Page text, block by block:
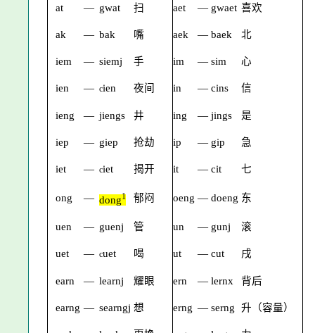
at — gwat 扫 aet — gwaet 喜欢
ak — bak 嘴 aek — baek 北
iem — siemj 手 im — sim 心
ien — cien 夜间 in — cins 信
ieng — jiengs 井 ing — jings 是
iep — giep 抢劫 ip — gip 急
iet — ciet 揭开 it — cit 七
ong — dong1 郁闷 oeng — doeng 东
uen — guenj 管 un — gunj 滚
uet — cuet 喝 ut — cut 戌
earn — learnj 耀眼 ern — lernx 背后
earng — searngj 想 erng — serng 升（容量）